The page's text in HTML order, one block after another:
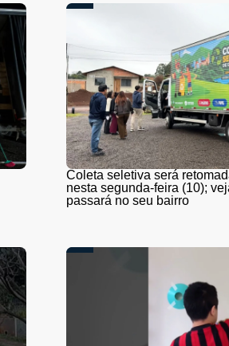
Coleta seletiva será
nesta segunda-feira (10);
passará no seu bairro